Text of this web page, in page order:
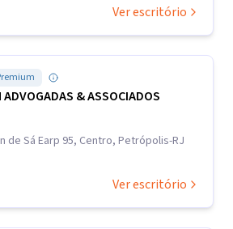
Ver escritório
ADVOGADAS & ASSOCIADOS
de Sá Earp 95, Centro, Petrópolis-RJ
Ver escritório